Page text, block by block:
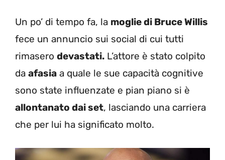
Un po’ di tempo fa, la moglie di Bruce Willis
fece un annuncio sui social di cui tutti
rimasero devastati. L’attore è stato colpito
da afasia a quale le sue capacità cognitive
sono state influenzate e pian piano si è
allontanato dai set, lasciando una carriera
che per lui ha significato molto.